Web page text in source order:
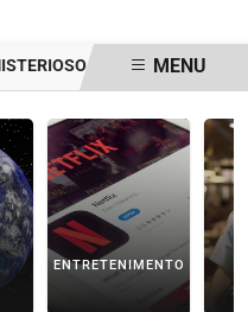
VINDO DO MARMENU
ENTRETENIMENTO